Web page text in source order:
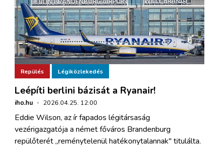
Repülés Légiközlekedés
Leépíti berlini bázisát a Ryanair!
iho.hu · 2026.04.25. 12:00
Eddie Wilson, az ír fapados légitársaság
vezérigazgatója a német főváros Brandenburg
repülőterét „reménytelenül hatékonytalannak" titulálta.